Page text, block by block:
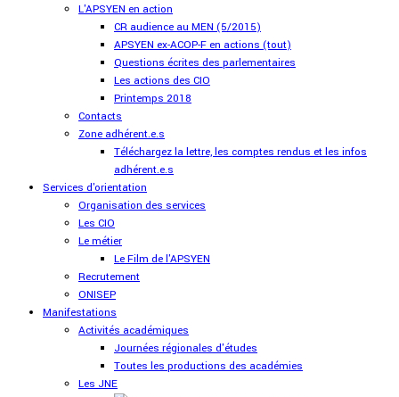
L'APSYEN en action
CR audience au MEN (5/2015)
APSYEN ex-ACOP-F en actions (tout)
Questions écrites des parlementaires
Les actions des CIO
Printemps 2018
Contacts
Zone adhérent.e.s
Téléchargez la lettre, les comptes rendus et les infos
adhérent.e.s
Services d'orientation
Organisation des services
Les CIO
Le métier
Le Film de l'APSYEN
Recrutement
ONISEP
Manifestations
Activités académiques
Journées régionales d'études
Toutes les productions des académies
Les JNE